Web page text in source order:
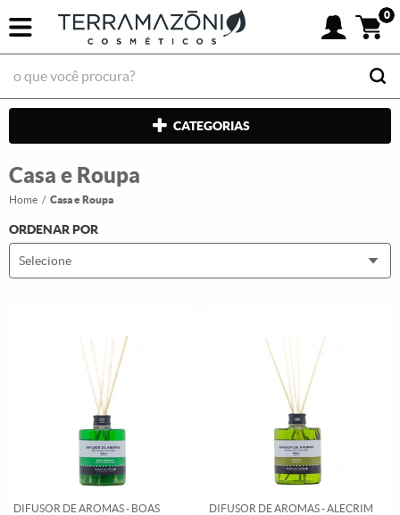
0
CATEGORIAS
Casa e Roupa
Home Casa e Roupa
ORDENAR POR
Selecione
DIFUSOR DE AROMAS - BOAS
DIFUSOR DE AROMAS - ALECRIM